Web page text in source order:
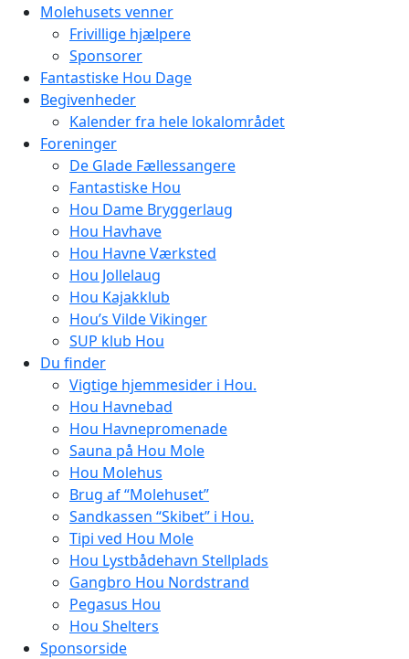
Molehusets venner
Frivillige hjælpere
Sponsorer
Fantastiske Hou Dage
Begivenheder
Kalender fra hele lokalområdet
Foreninger
De Glade Fællessangere
Fantastiske Hou
Hou Dame Bryggerlaug
Hou Havhave
Hou Havne Værksted
Hou Jollelaug
Hou Kajakklub
Hou’s Vilde Vikinger
SUP klub Hou
Du finder
Vigtige hjemmesider i Hou.
Hou Havnebad
Hou Havnepromenade
Sauna på Hou Mole
Hou Molehus
Brug af “Molehuset”
Sandkassen “Skibet” i Hou.
Tipi ved Hou Mole
Hou Lystbådehavn Stellplads
Gangbro Hou Nordstrand
Pegasus Hou
Hou Shelters
Sponsorside